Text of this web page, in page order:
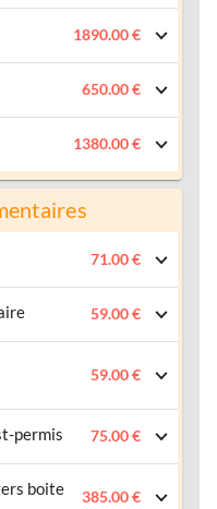
1890.00 €
650.00 €
1380.00 €
71.00 €
59.00 €
59.00 €
permis 75.00 €
boite
385.00 €